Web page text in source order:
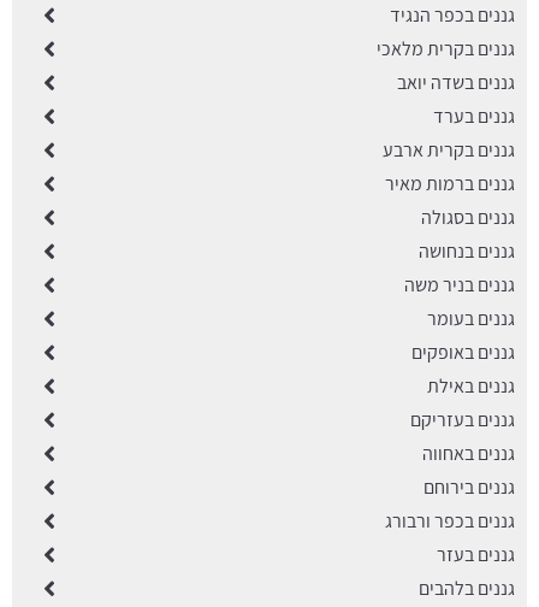
גננים בכפר הנגיד
גננים בקרית מלאכי
גננים בשדה יואב
גננים בערד
גננים בקרית ארבע
גננים ברמות מאיר
גננים בסגולה
גננים בנחושה
גננים בניר משה
גננים בעומר
גננים באופקים
גננים באילת
גננים בעזריקם
גננים באחווה
גננים בירוחם
גננים בכפר ורבורג
גננים בעזר
גננים בלהבים